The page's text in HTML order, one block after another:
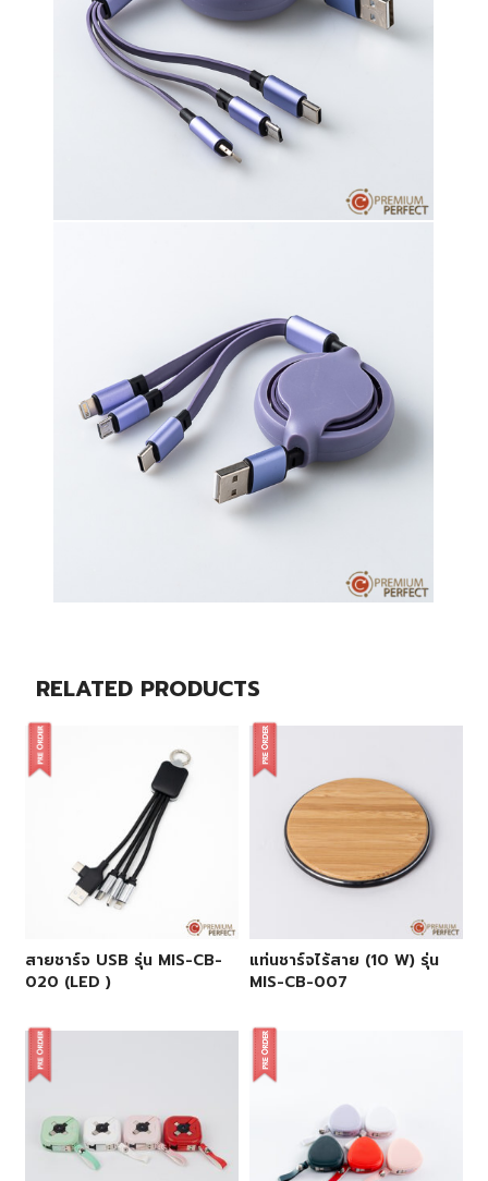
RELATED PRODUCTS
สายชาร์จ USB รุ่น MIS-CB-
020 (LED )
แท่นชาร์จไร้สาย (10 W) รุ่น
MIS-CB-007